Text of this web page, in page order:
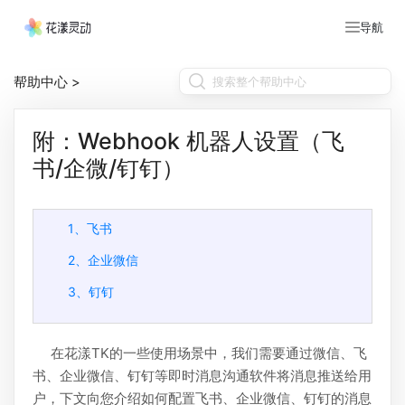
导航
帮助中心 >
附：Webhook 机器人设置（飞
书/企微/钉钉）
1、飞书
2、企业微信
3、钉钉
在花漾TK的一些使用场景中，我们需要通过微信、飞
书、企业微信、钉钉等即时消息沟通软件将消息推送给用
户，下文向您介绍如何配置飞书、企业微信、钉钉的消息